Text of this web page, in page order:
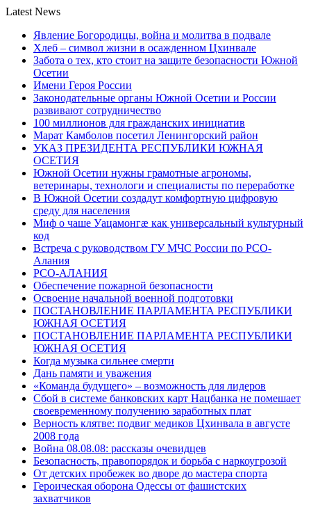
Latest News
Явление Богородицы, война и молитва в подвале
Хлеб – символ жизни в осажденном Цхинвале
Забота о тех, кто стоит на защите безопасности Южной
Осетии
Имени Героя России
Законодательные органы Южной Осетии и России
развивают сотрудничество
100 миллионов для гражданских инициатив
Марат Камболов посетил Ленингорский район
УКАЗ ПРЕЗИДЕНТА РЕСПУБЛИКИ ЮЖНАЯ
ОСЕТИЯ
Южной Осетии нужны грамотные агрономы,
ветеринары, технологи и специалисты по переработке
В Южной Осетии создадут комфортную цифровую
среду для населения
Миф о чаше Уацамонгæ как универсальный культурный
код
Встреча с руководством ГУ МЧС России по РСО-
Алания
РСО-АЛАНИЯ
Обеспечение пожарной безопасности
Освоение начальной военной подготовки
ПОСТАНОВЛЕНИЕ ПАРЛАМЕНТА РЕСПУБЛИКИ
ЮЖНАЯ ОСЕТИЯ
ПОСТАНОВЛЕНИЕ ПАРЛАМЕНТА РЕСПУБЛИКИ
ЮЖНАЯ ОСЕТИЯ
Когда музыка сильнее смерти
Дань памяти и уважения
«Команда будущего» – возможность для лидеров
Сбой в системе банковских карт Нацбанка не помешает
своевременному получению заработных плат
Верность клятве: подвиг медиков Цхинвала в августе
2008 года
Война 08.08.08: рассказы очевидцев
Безопасность, правопорядок и борьба с наркоугрозой
От детских пробежек во дворе до мастера спорта
Героическая оборона Одессы от фашистских
захватчиков